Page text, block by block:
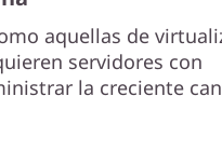
aquellas de
servidores con
la creciente